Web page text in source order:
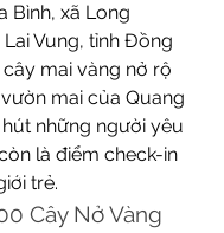
Bình, xã Long
Vung, tỉnh Đồng
cây mai vàng nở rộ
mai của Quang
những người yêu
là điểm check-in
trẻ.
Cây Nở Vàng